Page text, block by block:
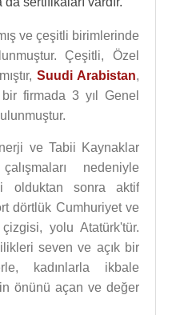
ve çeşitli birimlerinde
Çeşitli, Özel
Suudi Arabistan,
firmada 3 yıl Genel
ve Tabii Kaynaklar
nedeniyle
olduktan sonra aktif
dörtlük Cumhuriyet ve
yolu Atatürk'tür.
seven ve açık bir
kadınlarla ikbale
önünü açan ve değer